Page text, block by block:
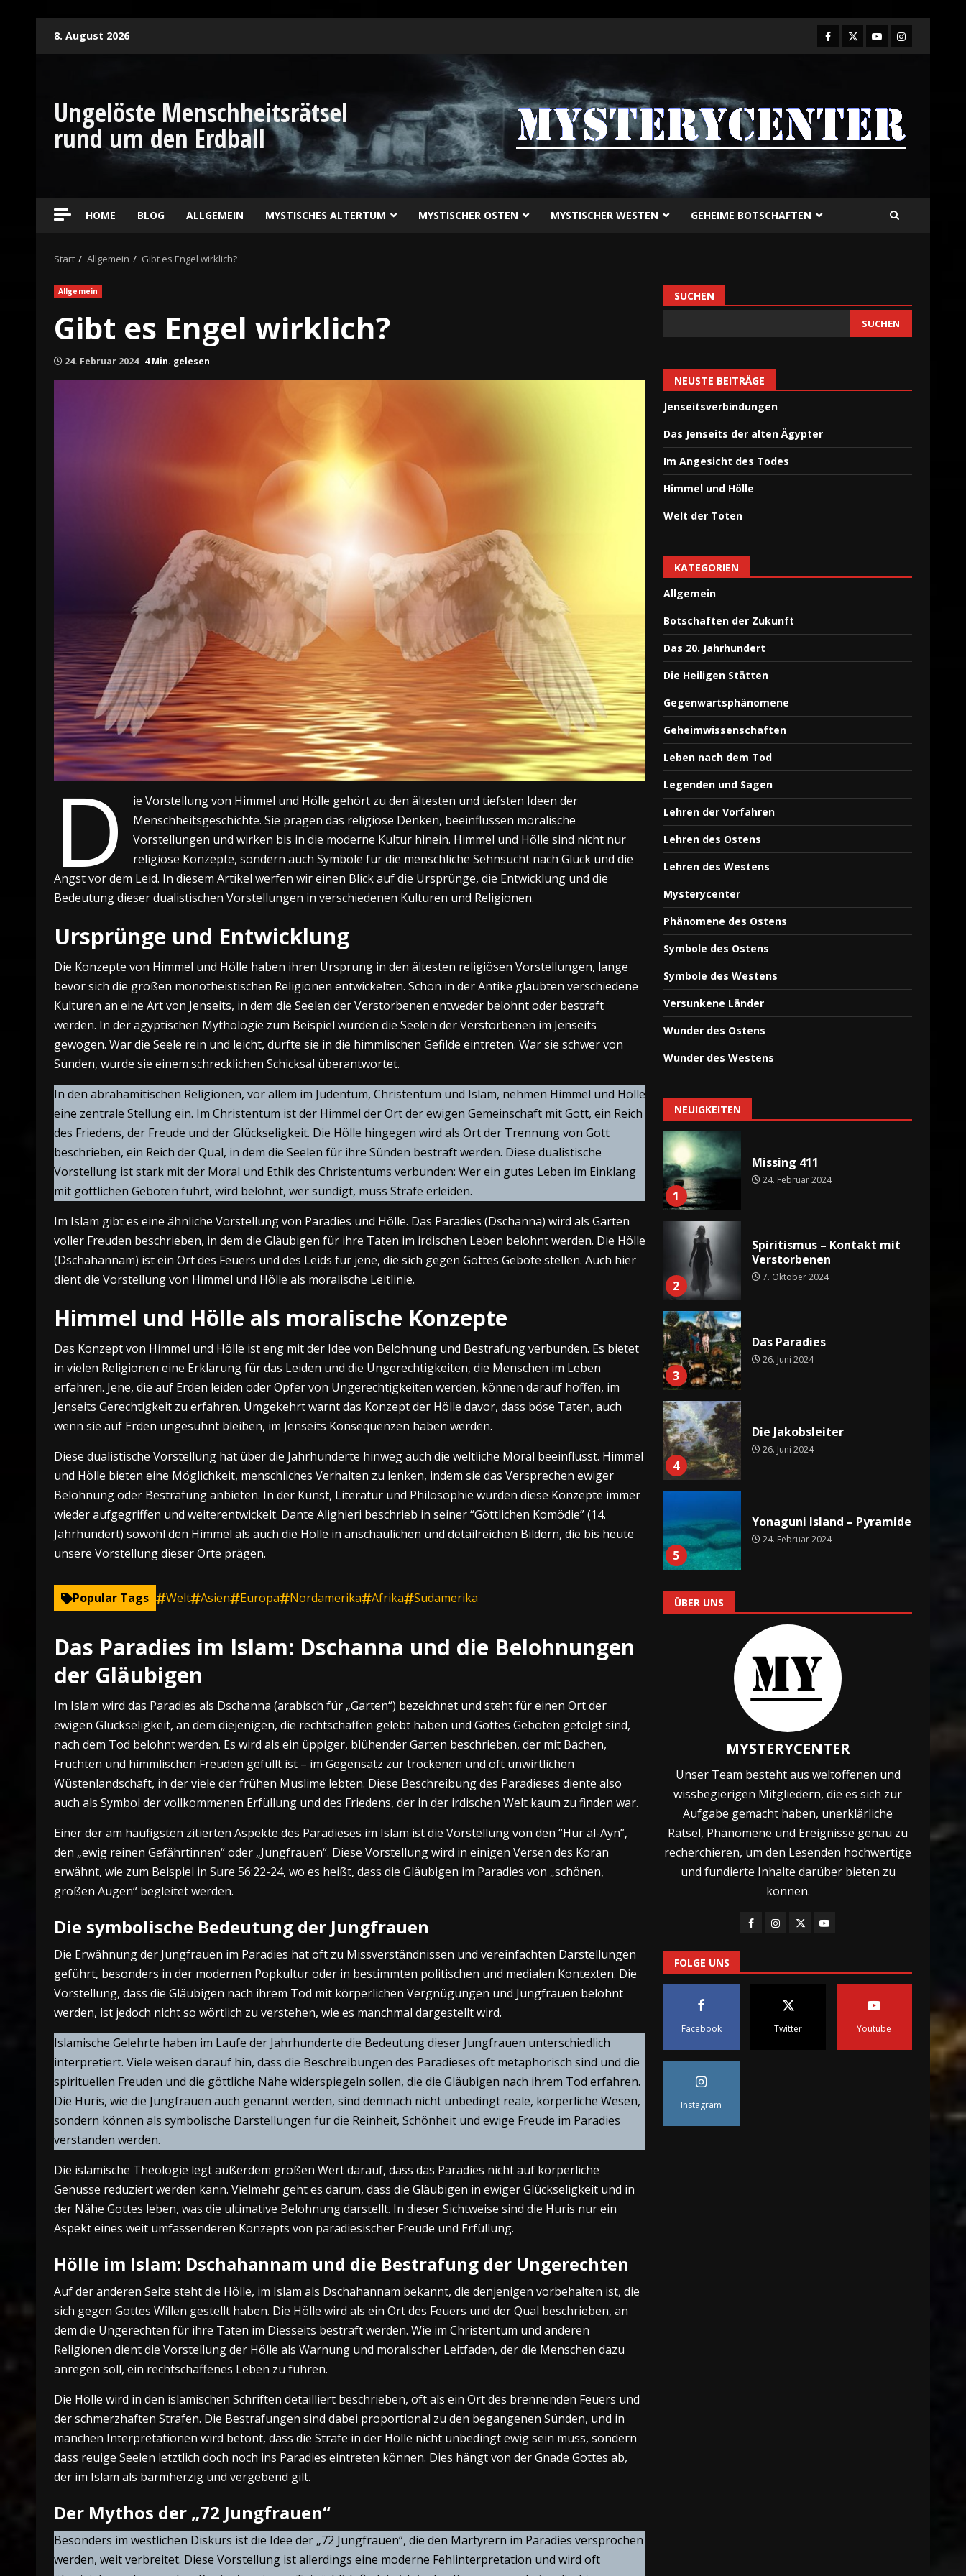
8. August 2026
Ungelöste Menschheitsrätsel
rund um den Erdball
HOME BLOG ALLGEMEIN MYSTISCHES ALTERTUM MYSTISCHER OSTEN MYSTISCHER WESTEN GEHEIME BOTSCHAFTEN
Start Allgemein Gibt es Engel wirklich?
Allgemein
Gibt es Engel wirklich?
24. Februar 2024 4 Min. gelesen
D
ie Vorstellung von Himmel und Hölle gehört zu den ältesten und tiefsten Ideen der
Menschheitsgeschichte. Sie prägen das religiöse Denken, beeinflussen moralische
Vorstellungen und wirken bis in die moderne Kultur hinein. Himmel und Hölle sind nicht nur
religiöse Konzepte, sondern auch Symbole für die menschliche Sehnsucht nach Glück und die
Angst vor dem Leid. In diesem Artikel werfen wir einen Blick auf die Ursprünge, die Entwicklung und die
Bedeutung dieser dualistischen Vorstellungen in verschiedenen Kulturen und Religionen.
Ursprünge und Entwicklung
Die Konzepte von Himmel und Hölle haben ihren Ursprung in den ältesten religiösen Vorstellungen, lange
bevor sich die großen monotheistischen Religionen entwickelten. Schon in der Antike glaubten verschiedene
Kulturen an eine Art von Jenseits, in dem die Seelen der Verstorbenen entweder belohnt oder bestraft
werden. In der ägyptischen Mythologie zum Beispiel wurden die Seelen der Verstorbenen im Jenseits
gewogen. War die Seele rein und leicht, durfte sie in die himmlischen Gefilde eintreten. War sie schwer von
Sünden, wurde sie einem schrecklichen Schicksal überantwortet.
In den abrahamitischen Religionen, vor allem im Judentum, Christentum und Islam, nehmen Himmel und Hölle
eine zentrale Stellung ein. Im Christentum ist der Himmel der Ort der ewigen Gemeinschaft mit Gott, ein Reich
des Friedens, der Freude und der Glückseligkeit. Die Hölle hingegen wird als Ort der Trennung von Gott
beschrieben, ein Reich der Qual, in dem die Seelen für ihre Sünden bestraft werden. Diese dualistische
Vorstellung ist stark mit der Moral und Ethik des Christentums verbunden: Wer ein gutes Leben im Einklang
mit göttlichen Geboten führt, wird belohnt, wer sündigt, muss Strafe erleiden.
Im Islam gibt es eine ähnliche Vorstellung von Paradies und Hölle. Das Paradies (Dschanna) wird als Garten
voller Freuden beschrieben, in dem die Gläubigen für ihre Taten im irdischen Leben belohnt werden. Die Hölle
(Dschahannam) ist ein Ort des Feuers und des Leids für jene, die sich gegen Gottes Gebote stellen. Auch hier
dient die Vorstellung von Himmel und Hölle als moralische Leitlinie.
Himmel und Hölle als moralische Konzepte
Das Konzept von Himmel und Hölle ist eng mit der Idee von Belohnung und Bestrafung verbunden. Es bietet
in vielen Religionen eine Erklärung für das Leiden und die Ungerechtigkeiten, die Menschen im Leben
erfahren. Jene, die auf Erden leiden oder Opfer von Ungerechtigkeiten werden, können darauf hoffen, im
Jenseits Gerechtigkeit zu erfahren. Umgekehrt warnt das Konzept der Hölle davor, dass böse Taten, auch
wenn sie auf Erden ungesühnt bleiben, im Jenseits Konsequenzen haben werden.
Diese dualistische Vorstellung hat über die Jahrhunderte hinweg auch die weltliche Moral beeinflusst. Himmel
und Hölle bieten eine Möglichkeit, menschliches Verhalten zu lenken, indem sie das Versprechen ewiger
Belohnung oder Bestrafung anbieten. In der Kunst, Literatur und Philosophie wurden diese Konzepte immer
wieder aufgegriffen und weiterentwickelt. Dante Alighieri beschrieb in seiner “Göttlichen Komödie” (14.
Jahrhundert) sowohl den Himmel als auch die Hölle in anschaulichen und detailreichen Bildern, die bis heute
unsere Vorstellung dieser Orte prägen.
Popular Tags Welt Asien Europa Nordamerika Afrika Südamerika
Das Paradies im Islam: Dschanna und die Belohnungen
der Gläubigen
Im Islam wird das Paradies als Dschanna (arabisch für „Garten“) bezeichnet und steht für einen Ort der
ewigen Glückseligkeit, an dem diejenigen, die rechtschaffen gelebt haben und Gottes Geboten gefolgt sind,
nach dem Tod belohnt werden. Es wird als ein üppiger, blühender Garten beschrieben, der mit Bächen,
Früchten und himmlischen Freuden gefüllt ist – im Gegensatz zur trockenen und oft unwirtlichen
Wüstenlandschaft, in der viele der frühen Muslime lebten. Diese Beschreibung des Paradieses diente also
auch als Symbol der vollkommenen Erfüllung und des Friedens, der in der irdischen Welt kaum zu finden war.
Einer der am häufigsten zitierten Aspekte des Paradieses im Islam ist die Vorstellung von den “Hur al-Ayn”,
den „ewig reinen Gefährtinnen“ oder „Jungfrauen“. Diese Vorstellung wird in einigen Versen des Koran
erwähnt, wie zum Beispiel in Sure 56:22-24, wo es heißt, dass die Gläubigen im Paradies von „schönen,
großen Augen“ begleitet werden.
Die symbolische Bedeutung der Jungfrauen
Die Erwähnung der Jungfrauen im Paradies hat oft zu Missverständnissen und vereinfachten Darstellungen
geführt, besonders in der modernen Popkultur oder in bestimmten politischen und medialen Kontexten. Die
Vorstellung, dass die Gläubigen nach ihrem Tod mit körperlichen Vergnügungen und Jungfrauen belohnt
werden, ist jedoch nicht so wörtlich zu verstehen, wie es manchmal dargestellt wird.
Islamische Gelehrte haben im Laufe der Jahrhunderte die Bedeutung dieser Jungfrauen unterschiedlich
interpretiert. Viele weisen darauf hin, dass die Beschreibungen des Paradieses oft metaphorisch sind und die
spirituellen Freuden und die göttliche Nähe widerspiegeln sollen, die die Gläubigen nach ihrem Tod erfahren.
Die Huris, wie die Jungfrauen auch genannt werden, sind demnach nicht unbedingt reale, körperliche Wesen,
sondern können als symbolische Darstellungen für die Reinheit, Schönheit und ewige Freude im Paradies
verstanden werden.
Die islamische Theologie legt außerdem großen Wert darauf, dass das Paradies nicht auf körperliche
Genüsse reduziert werden kann. Vielmehr geht es darum, dass die Gläubigen in ewiger Glückseligkeit und in
der Nähe Gottes leben, was die ultimative Belohnung darstellt. In dieser Sichtweise sind die Huris nur ein
Aspekt eines weit umfassenderen Konzepts von paradiesischer Freude und Erfüllung.
Hölle im Islam: Dschahannam und die Bestrafung der Ungerechten
Auf der anderen Seite steht die Hölle, im Islam als Dschahannam bekannt, die denjenigen vorbehalten ist, die
sich gegen Gottes Willen gestellt haben. Die Hölle wird als ein Ort des Feuers und der Qual beschrieben, an
dem die Ungerechten für ihre Taten im Diesseits bestraft werden. Wie im Christentum und anderen
Religionen dient die Vorstellung der Hölle als Warnung und moralischer Leitfaden, der die Menschen dazu
anregen soll, ein rechtschaffenes Leben zu führen.
Die Hölle wird in den islamischen Schriften detailliert beschrieben, oft als ein Ort des brennenden Feuers und
der schmerzhaften Strafen. Die Bestrafungen sind dabei proportional zu den begangenen Sünden, und in
manchen Interpretationen wird betont, dass die Strafe in der Hölle nicht unbedingt ewig sein muss, sondern
dass reuige Seelen letztlich doch noch ins Paradies eintreten können. Dies hängt von der Gnade Gottes ab,
der im Islam als barmherzig und vergebend gilt.
Der Mythos der „72 Jungfrauen“
Besonders im westlichen Diskurs ist die Idee der „72 Jungfrauen“, die den Märtyrern im Paradies versprochen
werden, weit verbreitet. Diese Vorstellung ist allerdings eine moderne Fehlinterpretation und wird oft
SUCHEN
SUCHEN
NEUSTE BEITRÄGE
Jenseitsverbindungen
Das Jenseits der alten Ägypter
Im Angesicht des Todes
Himmel und Hölle
Welt der Toten
KATEGORIEN
Allgemein
Botschaften der Zukunft
Das 20. Jahrhundert
Die Heiligen Stätten
Gegenwartsphänomene
Geheimwissenschaften
Leben nach dem Tod
Legenden und Sagen
Lehren der Vorfahren
Lehren des Ostens
Lehren des Westens
Mysterycenter
Phänomene des Ostens
Symbole des Ostens
Symbole des Westens
Versunkene Länder
Wunder des Ostens
Wunder des Westens
NEUIGKEITEN
3
Das Paradies
4
Die Jakobsleiter
26. Juni 2024
5
Yonaguni Island – Pyramide
6
24. Februar 2024
7
Mythische Städte der Nord-
und Ostsee
24. Februar 2024
1
2
Spiritismus – Kontakt mit
Verstorbenen
7. Oktober 2024
3
Das Paradies
4
Die Jakobsleiter
26. Juni 2024
5
Yonaguni Island – Pyramide
24. Februar 2024
6
Mythisches Lemuria
24. Februar 2024
und Ostsee
24. Februar 2024
Missing 411
24. Februar 2024
2
Spiritismus – Kontakt mit
Verstorbenen
7. Oktober 2024
Das Paradies
26. Juni 2024
Die Jakobsleiter
ÜBER UNS
MYSTERYCENTER
Unser Team besteht aus weltoffenen und
wissbegierigen Mitgliedern, die es sich zur
Aufgabe gemacht haben, unerklärliche
Rätsel, Phänomene und Ereignisse genau zu
recherchieren, um den Lesenden hochwertige
und fundierte Inhalte darüber bieten zu
können.
FOLGE UNS
Facebook Twitter Youtube
Instagram